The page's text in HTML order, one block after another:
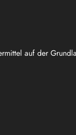
auf der